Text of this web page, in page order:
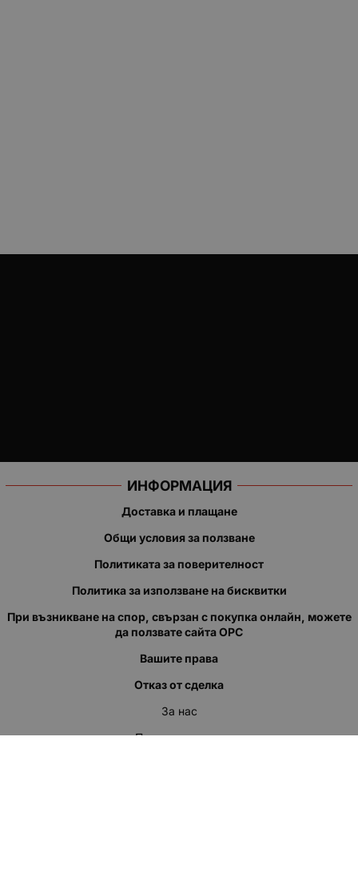
ИНФОРМАЦИЯ
Доставка и плащане
Общи условия за ползване
Политиката за поверителност
Политика за използване на бисквитки
При възникване на спор, свързан с покупка онлайн, можете
да ползвате сайта ОРС
Вашите права
Отказ от сделка
За нас
Полезни връзки